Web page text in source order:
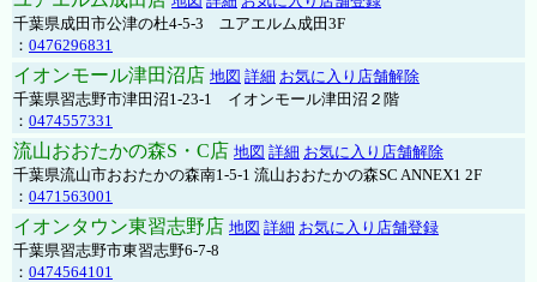
千葉県成田市公津の杜4-5-3 ユアエルム成田3F
： 0476296831
イオンモール津田沼店 地図 詳細 お気に入り店舗解除
千葉県習志野市津田沼1-23-1 イオンモール津田沼２階
： 0474557331
流山おおたかの森S・C店 地図 詳細 お気に入り店舗解除
千葉県流山市おおたかの森南1-5-1 流山おおたかの森SC ANNEX1 2F
： 0471563001
イオンタウン東習志野店 地図 詳細 お気に入り店舗登録
千葉県習志野市東習志野6-7-8
： 0474564101